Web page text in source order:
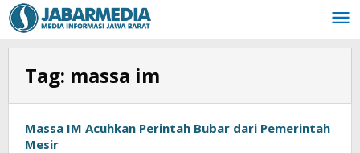
Skip
to
content
Tag: massa im
Massa IM Acuhkan Perintah Bubar dari Pemerintah
Mesir